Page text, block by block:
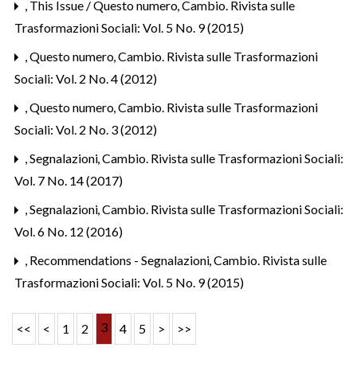
, This Issue / Questo numero,Cambio. Rivista sulle
Trasformazioni Sociali: Vol. 5 No. 9 (2015)
,Questo numero,Cambio. Rivista sulle Trasformazioni
Sociali: Vol. 2 No. 4 (2012)
,Questo numero,Cambio. Rivista sulle Trasformazioni
Sociali: Vol. 2 No. 3 (2012)
,Segnalazioni,Cambio. Rivista sulle Trasformazioni Sociali:
Vol. 7 No. 14 (2017)
,Segnalazioni,Cambio. Rivista sulle Trasformazioni Sociali:
Vol. 6 No. 12 (2016)
, Recommendations - Segnalazioni,Cambio. Rivista sulle
Trasformazioni Sociali: Vol. 5 No. 9 (2015)
<< < 1 2 3 4 5 > >>